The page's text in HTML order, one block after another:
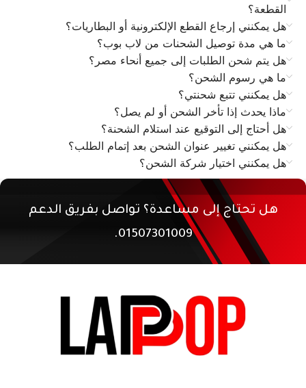
القطعة؟
هل يمكنني إرجاع القطع الإلكترونية أو البطاريات؟
ما هي مدة توصيل الشحنات من لاب بوب؟
هل يتم شحن الطلبات إلى جميع أنحاء مصر؟
ما هي رسوم الشحن؟
هل يمكنني تتبع شحنتي؟
ماذا يحدث إذا تأخر الشحن أو لم يصل؟
هل أحتاج إلى التوقيع عند استلام الشحنة؟
هل يمكنني تغيير عنوان الشحن بعد إتمام الطلب؟
هل يمكنني اختيار شركة الشحن؟
هل تحتاج إلى مساعدة؟ تواصل بفريق الدعم
01507301009.